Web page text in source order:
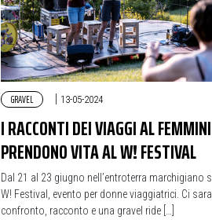
GRAVEL | 13-05-2024
I RACCONTI DEI VIAGGI AL
PRENDONO VITA AL W! FESTIVAL
Dal 21 al 23 giugno nell’entroterra marchigiano
W! Festival, evento per donne viaggiatrici. Ci
confronto, racconto e una gravel ride […]